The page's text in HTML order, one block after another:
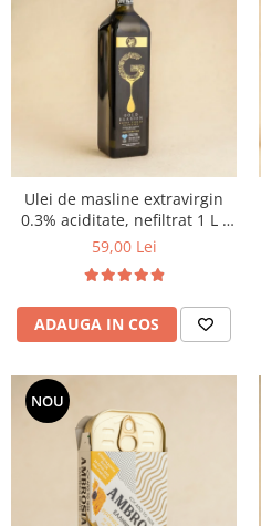
Ulei de masline extravirgin
0.3% aciditate, nefiltrat 1 L -
presat la rece
59,00 Lei
ADAUGA IN COS
NOU